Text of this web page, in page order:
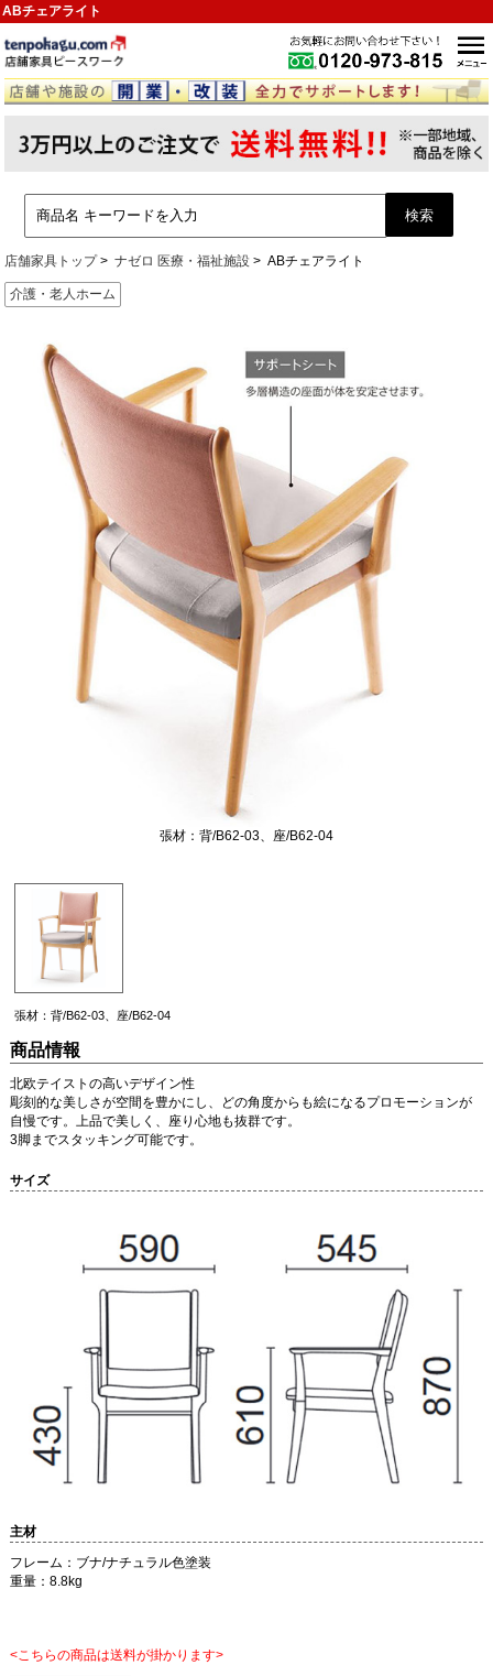
ABチェアライト
店舗家具トップ ナゼロ 医療・福祉施設 ABチェアライト
介護・老人ホーム
張材：背/B62-03、座/B62-04
張材：背/B62-03、座/B62-04
商品情報
北欧テイストの高いデザイン性
彫刻的な美しさが空間を豊かにし、どの角度からも絵になるプロモーションが
自慢です。上品で美しく、座り心地も抜群です。
3脚までスタッキング可能です。
サイズ
主材
フレーム：ブナ/ナチュラル色塗装
重量：8.8kg
<こちらの商品は送料が掛かります>